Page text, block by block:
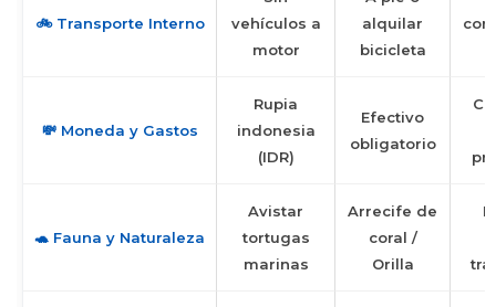
🚲 Transporte Interno
vehículos a
motor
alquilar
bicicleta
💸 Moneda y Gastos
Rupia
indonesia
(IDR)
Efectivo
obligatorio
🐢 Fauna y Naturaleza
Avistar
tortugas
marinas
Arrecife de
coral /
Orilla